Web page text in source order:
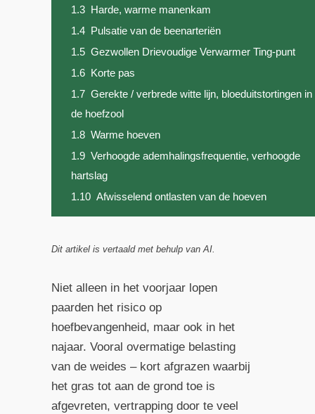
1.3 Harde, warme manenkam
1.4 Pulsatie van de beenarteriën
1.5 Gezwollen Drievoudige Verwarmer Ting-punt
1.6 Korte pas
1.7 Gerekte / verbrede witte lijn, bloeduitstortingen in
de hoefzool
1.8 Warme hoeven
1.9 Verhoogde ademhalingsfrequentie, verhoogde
hartslag
1.10 Afwisselend ontlasten van de hoeven
Dit artikel is vertaald met behulp van AI.
Niet alleen in het voorjaar lopen
paarden het risico op
hoefbevangenheid, maar ook in het
najaar. Vooral overmatige belasting
van de weides – kort afgrazen waarbij
het gras tot aan de grond toe is
afgevreten, vertrapping door te veel